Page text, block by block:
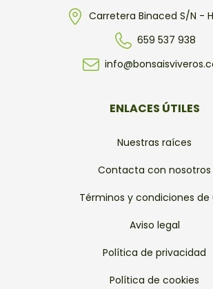
Carretera Binaced S/N -
659 537 938
ENLACES ÚTILES
Nuestras raíces
Contacta con nosotros
Términos y condiciones de
Aviso legal
Política de privacidad
Política de cookies